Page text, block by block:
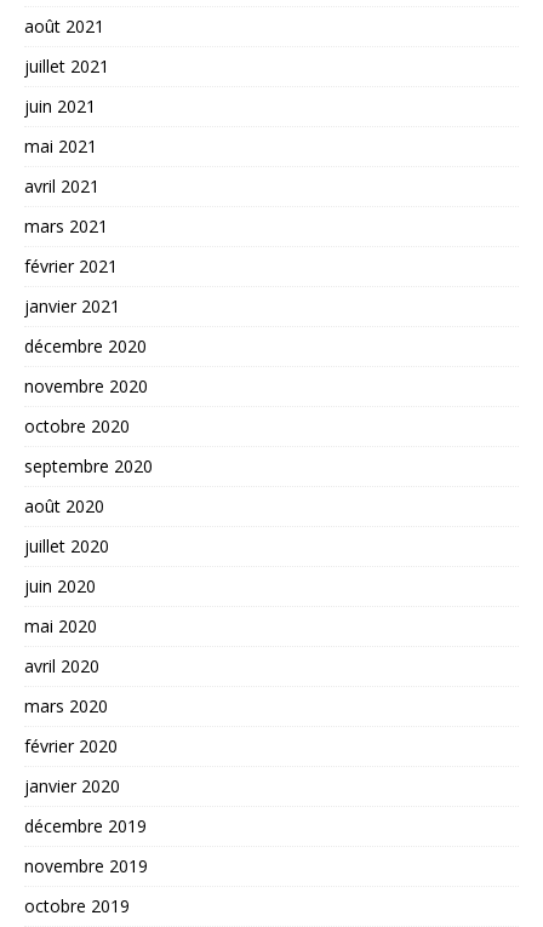
août 2021
juillet 2021
juin 2021
mai 2021
avril 2021
mars 2021
février 2021
janvier 2021
décembre 2020
novembre 2020
octobre 2020
septembre 2020
août 2020
juillet 2020
juin 2020
mai 2020
avril 2020
mars 2020
février 2020
janvier 2020
décembre 2019
novembre 2019
octobre 2019